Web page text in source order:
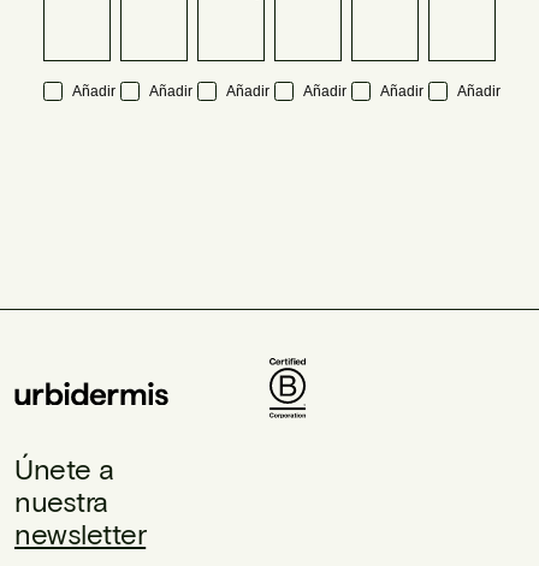
Añadir Añadir Añadir Añadir Añadir Añadir